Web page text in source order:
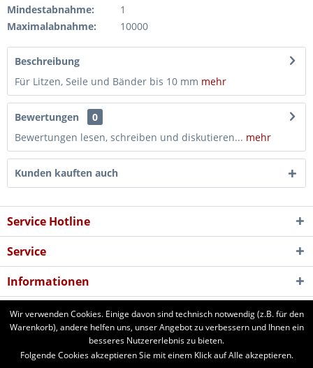
Mindestabnahme:
1
Maximalabnahme:
10000
Beschreibung
Für Litzen, Seile und Bänder bis 10 mm mehr
Bewertungen
0
Bewertungen lesen, schreiben und diskutieren... mehr
Kunden kauften auch
Service Hotline
Service
Informationen
Newsletter
aforst.com - Ihr Fachhändler für Patura Weide- und Stalltechnik,
Wir verwenden Cookies. Einige davon sind technisch notwendig (z.B. für den
Warenkorb), andere helfen uns, unser Angebot zu verbessern und Ihnen ein
besseres Nutzererlebnis zu bieten.
Folgende Cookies akzeptieren Sie mit einem Klick auf Alle akzeptieren.